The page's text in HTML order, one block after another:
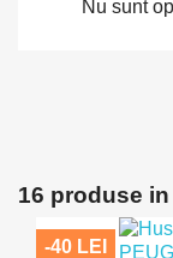
Nu sunt
16 produse
-40 LEI